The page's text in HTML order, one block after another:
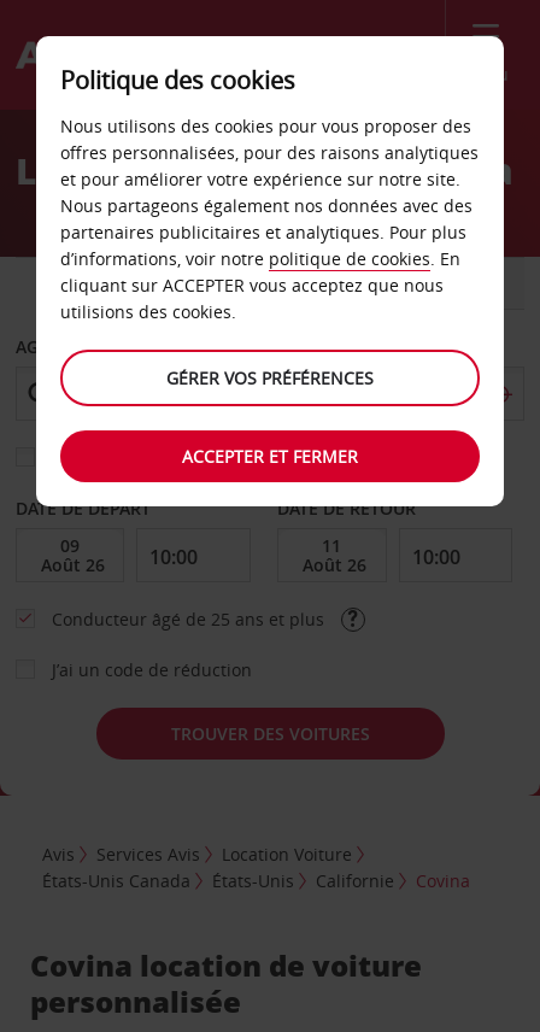
Menu
Welcome
AvisLocation de voiture Covina
VOITURE UTILITAIRE
AGENCE DE DÉPART
Sélectionnez une autre agence de retour
DATE DE DÉPART DATE DE RETOUR
Conducteur âgé de 25 ans et plus
J’ai un code de réduction
TROUVER DES VOITURES
Avis Services Avis
Location Voiture
États-Unis Canada
États-Unis Californie Covina
Covina location de voiture
personnalisée
Politique des cookies
Nous utilisons des cookies pour vous proposer des
offres personnalisées, pour des raisons analytiques
et pour améliorer votre expérience sur notre site.
Nous partageons également nos données avec des
partenaires publicitaires et analytiques. Pour plus
d’informations, voir notre politique de cookies. En
cliquant sur ACCEPTER vous acceptez que nous
utilisions des cookies.
GÉRER VOS PRÉFÉRENCES
ACCEPTER ET FERMER